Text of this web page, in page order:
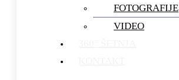
FOTOGRAFIJE
VIDEO